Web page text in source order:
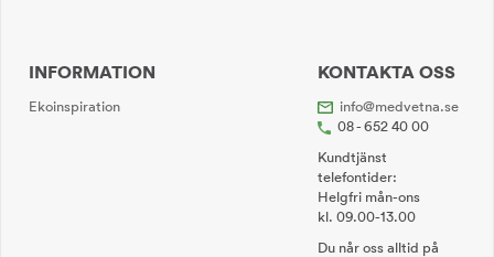
INFORMATION
Ekoinspiration
KONTAKTA OSS
info@medvetna.se
08 - 652 40 00
Kundtjänst
telefontider:
Helgfri mån-ons
kl. 09.00-13.00
Du når oss alltid på